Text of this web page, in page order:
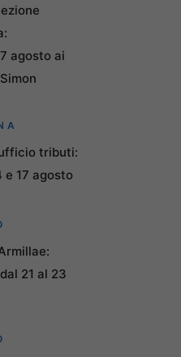
agosto ai
tributi:
e 17 agosto
21 al 23